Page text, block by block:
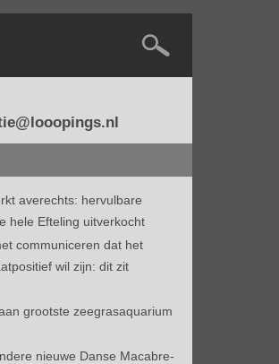
averechts: hervulbare
hele Efteling uitverkocht
communiceren dat het
wil zijn: dit zit
grootste zeegrasaquarium
nieuwe Danse Macabre-